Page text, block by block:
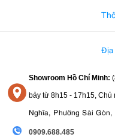
4.4. Khả năng ổn định
Địa
Showroom Hồ Chí Minh:
bảy từ 8h15 - 17h15, Chủ
Nghĩa, Phường Sài Gòn,
0909.688.485